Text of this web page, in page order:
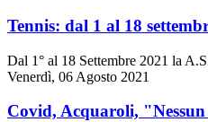
Tennis: dal 1 al 18
Dal 1° al 18 Settembre 2021 la
Venerdì, 06 Agosto 2021
Covid, Acquaroli,